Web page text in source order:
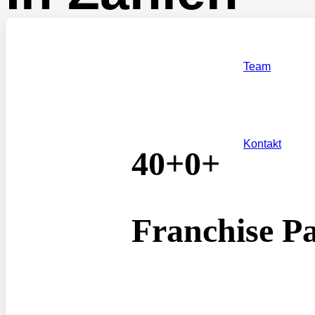
Team
Kontakt
40+0+
Franchise